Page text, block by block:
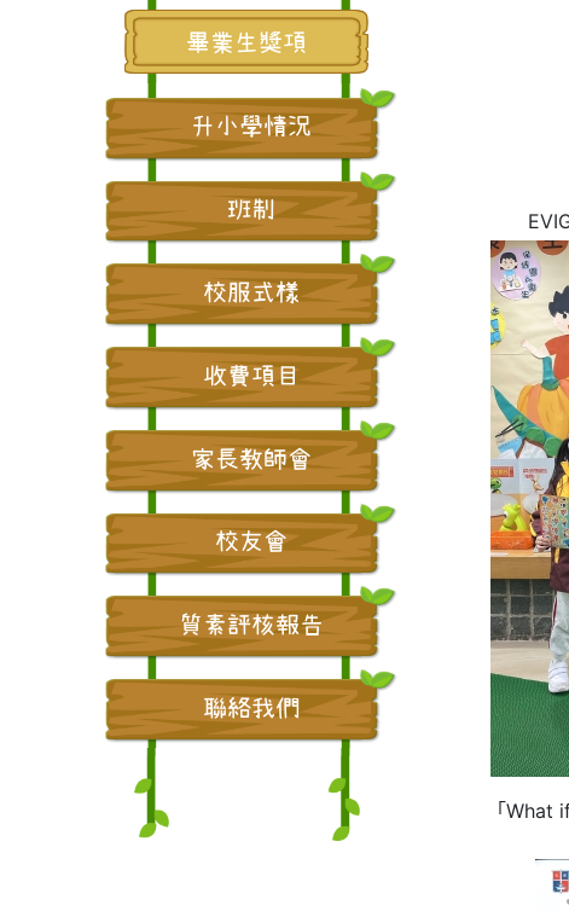
畢業生獎項
升小學情況
班制
校服式樣
收費項目
家長教師會
校友會
質素評核報告
聯絡我們
「What